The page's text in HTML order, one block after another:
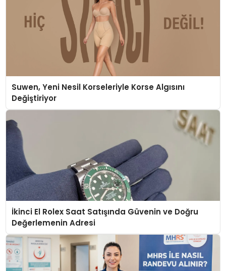
Suwen, Yeni Nesil Korseleriyle Korse Algısını
Değiştiriyor
İkinci El Rolex Saat Satışında Güvenin ve Doğru
Değerlemenin Adresi